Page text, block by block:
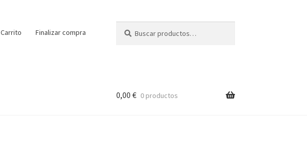
Carrito Finalizar compra
por:
0,00 € 0 productos